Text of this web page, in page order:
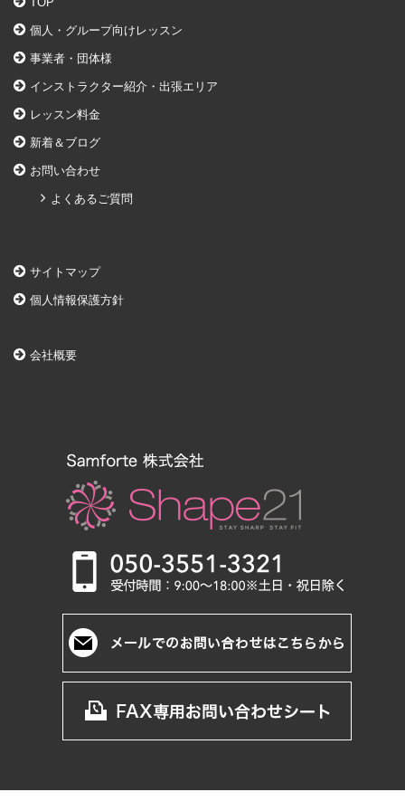
個人・グループ向けレッスン
事業者・団体様
インストラクター紹介・出張エリア
レッスン料金
新着＆ブログ
お問い合わせ
よくあるご質問
サイトマップ
個人情報保護方針
会社概要